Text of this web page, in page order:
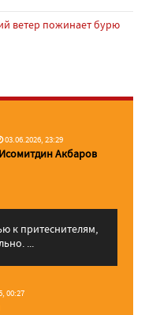
ветер пожинает бурю
03.06.2026, 23:29
Акбаров
к притеснителям,
...
00:27